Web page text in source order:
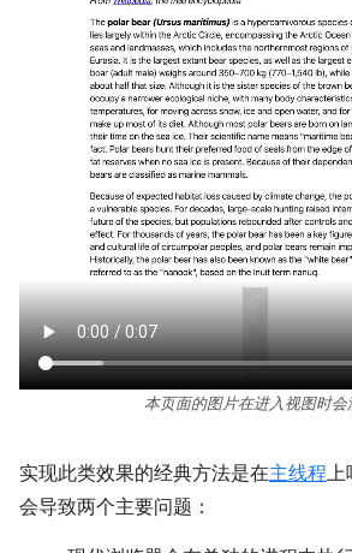
本页面的图片在进入视图时会
实现此类效果的经典方法是在主线程上
会导致两个主要问题：